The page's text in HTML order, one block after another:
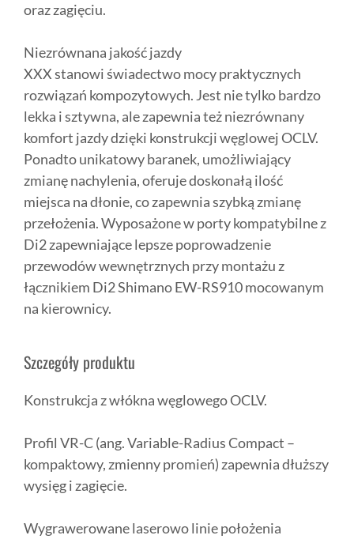
oraz zagięciu.
Niezrównana jakość jazdy
XXX stanowi świadectwo mocy praktycznych
rozwiązań kompozytowych. Jest nie tylko bardzo
lekka i sztywna, ale zapewnia też niezrównany
komfort jazdy dzięki konstrukcji węglowej OCLV.
Ponadto unikatowy baranek, umożliwiający
zmianę nachylenia, oferuje doskonałą ilość
miejsca na dłonie, co zapewnia szybką zmianę
przełożenia. Wyposażone w porty kompatybilne z
Di2 zapewniające lepsze poprowadzenie
przewodów wewnętrznych przy montażu z
łącznikiem Di2 Shimano EW-RS910 mocowanym
na kierownicy.
Szczegóły produktu
Konstrukcja z włókna węglowego OCLV.
Profil VR-C (ang. Variable-Radius Compact –
kompaktowy, zmienny promień) zapewnia dłuższy
wysięg i zagięcie.
Wygrawerowane laserowo linie położenia